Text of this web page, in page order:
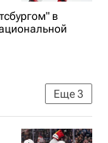
в
Еще3